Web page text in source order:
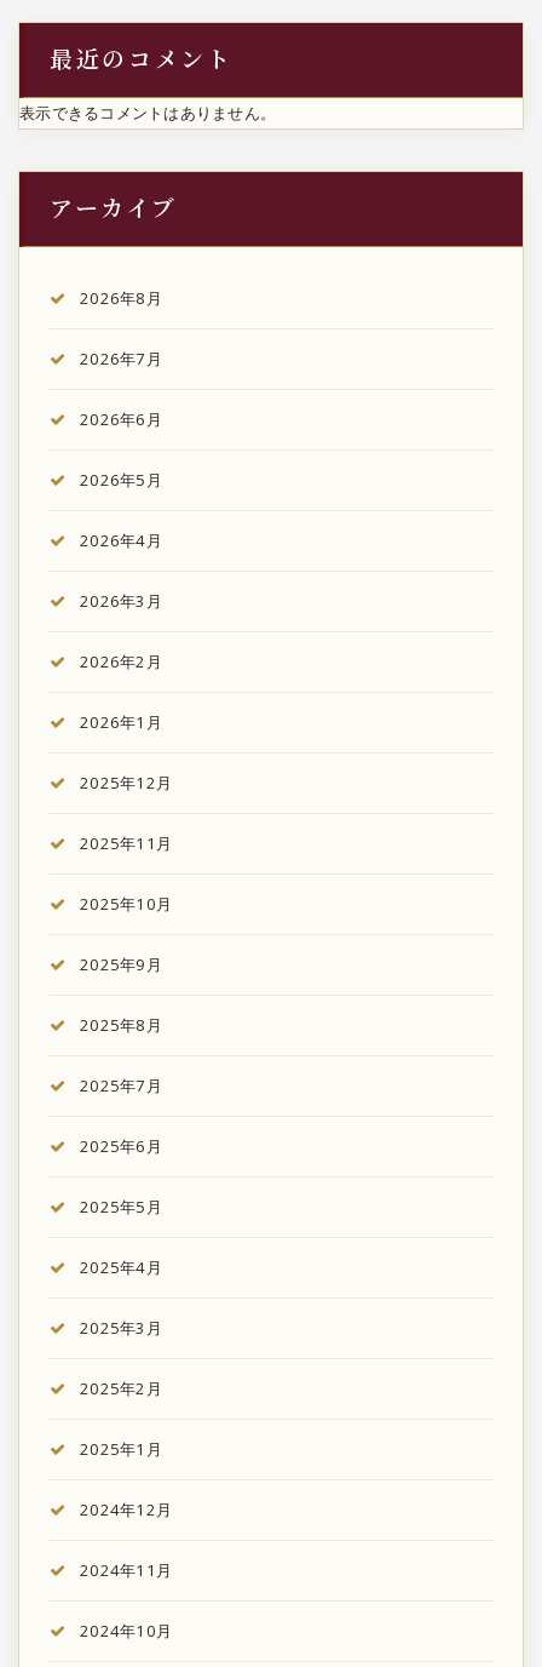
最近のコメント
表示できるコメントはありません。
アーカイブ
2026年8月
2026年7月
2026年6月
2026年5月
2026年4月
2026年3月
2026年2月
2026年1月
2025年12月
2025年11月
2025年10月
2025年9月
2025年8月
2025年7月
2025年6月
2025年5月
2025年4月
2025年3月
2025年2月
2025年1月
2024年12月
2024年11月
2024年10月